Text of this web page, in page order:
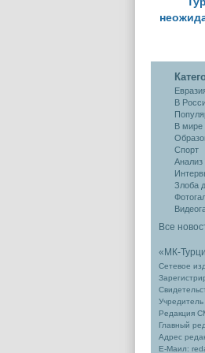
В
В мире
Спорт
Анализ
Злоба
Все
«МК-
Сетевое
Редакция
Главный
Адрес
Е-Маил: